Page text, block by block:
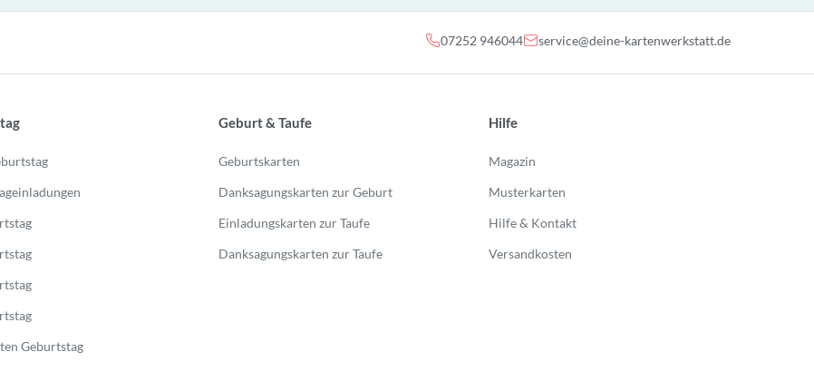
07252 946044 service@deine-kartenwerkstatt.de
Geburtstag
Geburt & Taufe
Geburtskarten
Danksagungskarten zur Geburt
Einladungskarten zur Taufe
Danksagungskarten zur Taufe
Hilfe
Magazin
Musterkarten
Hilfe & Kontakt
Versandkosten